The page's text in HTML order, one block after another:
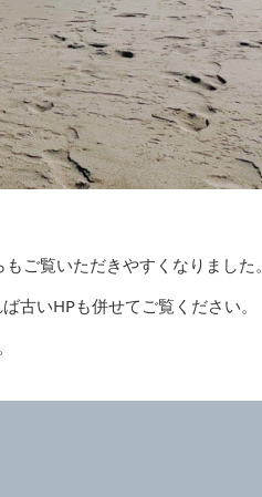
ご覧いただきやすくなりました。
古いHPも併せてご覧ください。